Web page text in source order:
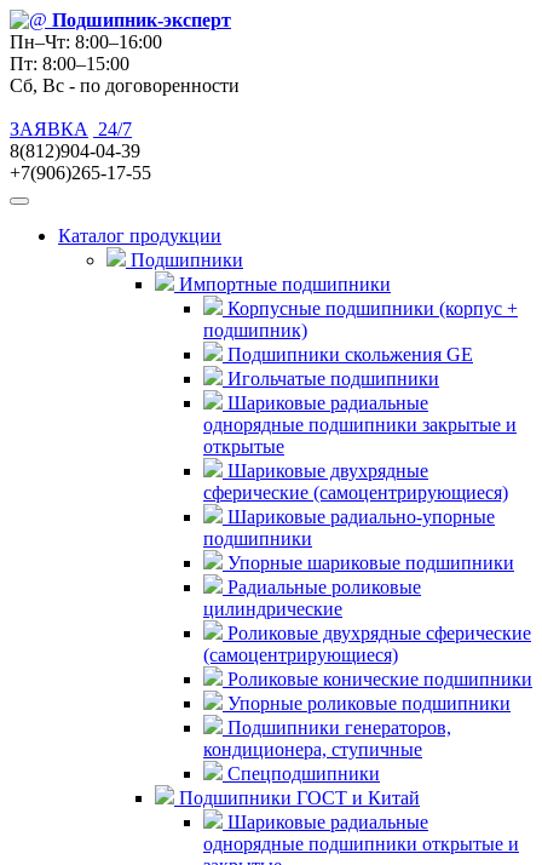
Подшипник-эксперт
Пн–Чт: 8:00–16:00
Пт: 8:00–15:00
Сб, Вс - по договоренности
ЗАЯВКА
24/7
8(812)904-04-39
+7(906)265-17-55
Каталог продукции
Подшипники
Импортные подшипники
Корпусные подшипники (корпус +
подшипник)
Подшипники скольжения GE
Игольчатые подшипники
Шариковые радиальные
однорядные подшипники закрытые и
открытые
Шариковые двухрядные
сферические (самоцентрирующиеся)
Шариковые радиально-упорные
подшипники
Упорные шариковые подшипники
Радиальные роликовые
цилиндрические
Роликовые двухрядные сферические
(самоцентрирующиеся)
Роликовые конические подшипники
Упорные роликовые подшипники
Подшипники генераторов,
кондиционера, ступичные
Спецподшипники
Подшипники ГОСТ и Китай
Шариковые радиальные
однорядные подшипники открытые и